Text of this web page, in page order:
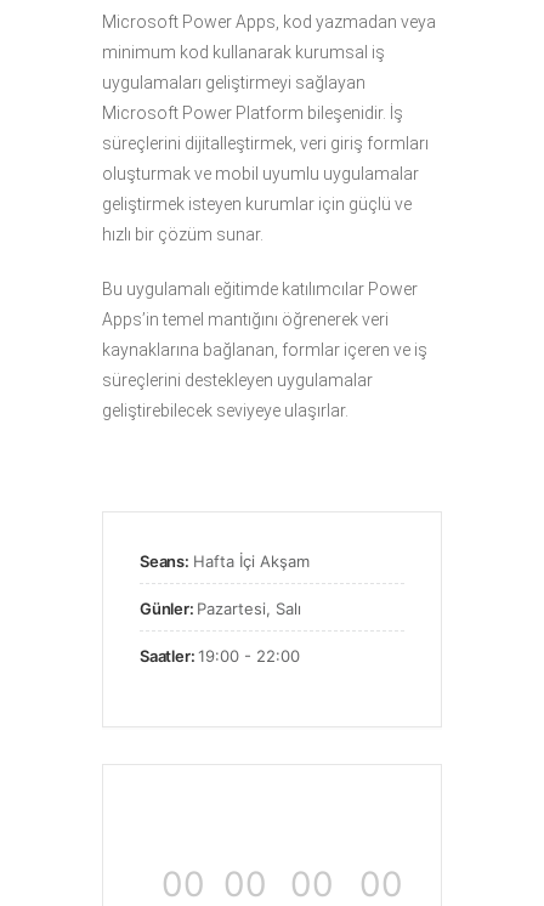
Microsoft Power Apps, kod yazmadan veya
minimum kod kullanarak kurumsal iş
uygulamaları geliştirmeyi sağlayan
Microsoft Power Platform bileşenidir. İş
süreçlerini dijitalleştirmek, veri giriş formları
oluşturmak ve mobil uyumlu uygulamalar
geliştirmek isteyen kurumlar için güçlü ve
hızlı bir çözüm sunar.
Bu uygulamalı eğitimde katılımcılar Power
Apps’in temel mantığını öğrenerek veri
kaynaklarına bağlanan, formlar içeren ve iş
süreçlerini destekleyen uygulamalar
geliştirebilecek seviyeye ulaşırlar.
Seans: Hafta İçi Akşam
Günler: Pazartesi, Salı
Saatler:19:00 - 22:00
00 00 00 00